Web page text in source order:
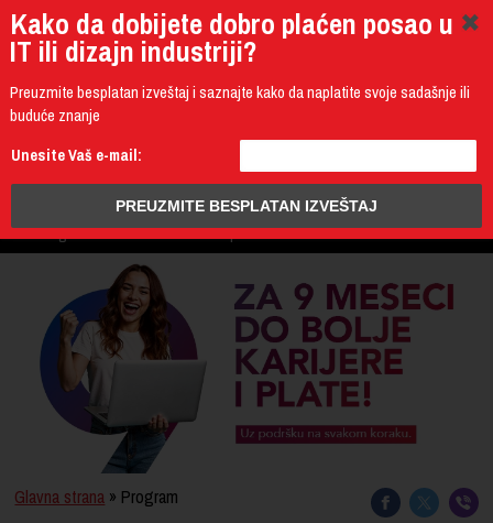
Kako da dobijete dobro plaćen posao u
IT ili dizajn industriji?
Preuzmite besplatan izveštaj i saznajte kako da naplatite svoje sadašnje ili
buduće znanje
Unesite Vaš e-mail: 011 4011 200
UPIS
ŠTA DOBIJATE
UČENJE NA DALJINU
DIPLOME I SERTIFIKATI
O IT AKADEMIJI
Programming Administration
3D Design & CAD
Mobile Development
Glavna strana » Program